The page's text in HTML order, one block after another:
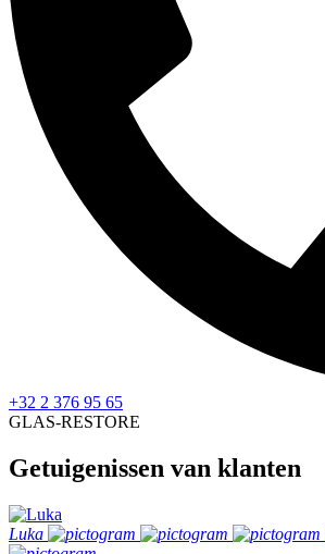
+32 2 376 95 65
GLAS-RESTORE
Getuigenissen van klanten
Luka